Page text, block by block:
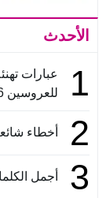
الأحدث
1
عبارات
للعروسين 2026
2 أخطاء
3 أجمل